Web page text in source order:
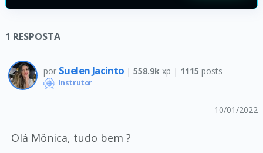
1 RESPOSTA
por Suelen Jacinto | 558.9k xp | 1115 posts
Instrutor
10/01/2022
Olá Mônica, tudo bem ?